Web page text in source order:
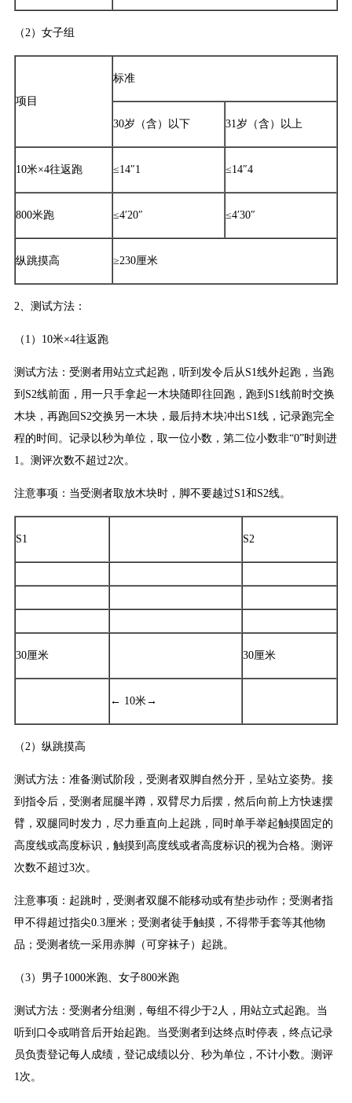
（2）女子组
项目
标准
30岁（含）以下 31岁（含）以上
10米×4往返跑 ≤14″1 ≤14″4
800米跑 ≤4′20″ ≤4′30″
纵跳摸高 ≥230厘米
2、测试方法：
（1）10米×4往返跑
测试方法：受测者用站立式起跑，听到发令后从S1线外起跑，当跑
到S2线前面，用一只手拿起一木块随即往回跑，跑到S1线前时交换
木块，再跑回S2交换另一木块，最后持木块冲出S1线，记录跑完全
程的时间。记录以秒为单位，取一位小数，第二位小数非“0”时则进
1。测评次数不超过2次。
注意事项：当受测者取放木块时，脚不要越过S1和S2线。
S1 S2
30厘米 30厘米
← 10米→
（2）纵跳摸高
测试方法：准备测试阶段，受测者双脚自然分开，呈站立姿势。接
到指令后，受测者屈腿半蹲，双臂尽力后摆，然后向前上方快速摆
臂，双腿同时发力，尽力垂直向上起跳，同时单手举起触摸固定的
高度线或高度标识，触摸到高度线或者高度标识的视为合格。测评
次数不超过3次。
注意事项：起跳时，受测者双腿不能移动或有垫步动作；受测者指
甲不得超过指尖0.3厘米；受测者徒手触摸，不得带手套等其他物
品；受测者统一采用赤脚（可穿袜子）起跳。
（3）男子1000米跑、女子800米跑
测试方法：受测者分组测，每组不得少于2人，用站立式起跑。当
听到口令或哨音后开始起跑。当受测者到达终点时停表，终点记录
员负责登记每人成绩，登记成绩以分、秒为单位，不计小数。测评
1次。